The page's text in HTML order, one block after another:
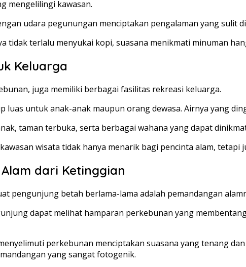
mengelilingi kawasan.
udara pegunungan menciptakan pengalaman yang sulit
tidak terlalu menyukai kopi, suasana menikmati minuman
Keluarga
juga memiliki berbagai fasilitas rekreasi keluarga.
luas untuk anak-anak maupun orang dewasa. Airnya yang
taman terbuka, serta berbagai wahana yang dapat
wisata tidak hanya menarik bagi pencinta alam,
dari Ketinggian
pengunjung betah berlama-lama adalah pemandangan
dapat melihat hamparan perkebunan yang
perkebunan menciptakan suasana yang tenang
yang sangat fotogenik.